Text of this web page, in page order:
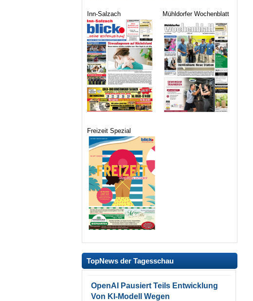
Inn-Salzach Mühldorfer Wochenblatt
Freizeit Spezial
TopNews der Tagesschau
OpenAI Pausiert Teils Entwicklung
Von KI-Modell Wegen